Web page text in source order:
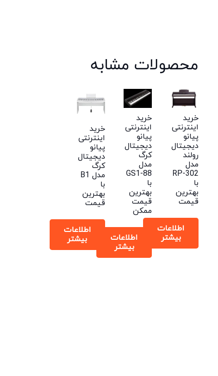
محصولات مشابه
خرید
اینترنتی
پیانو
دیجیتال
رولند
مدل
RP-302
با
بهترین
قیمت
اطلاعات
بیشتر
خرید
اینترنتی
پیانو
دیجیتال
کرگ
مدل
GS1-88
با
بهترین
قیمت
ممکن
اطلاعات
بیشتر
خرید
اینترنتی
پیانو
دیجیتال
کرگ
مدل B1
با
بهترین
قیمت
اطلاعات
بیشتر